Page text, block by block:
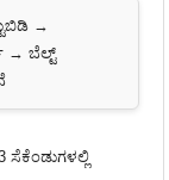
→
→ ಬೆಲ್ಟ್
ಸೆಕೆಂಡುಗಳಲ್ಲಿ